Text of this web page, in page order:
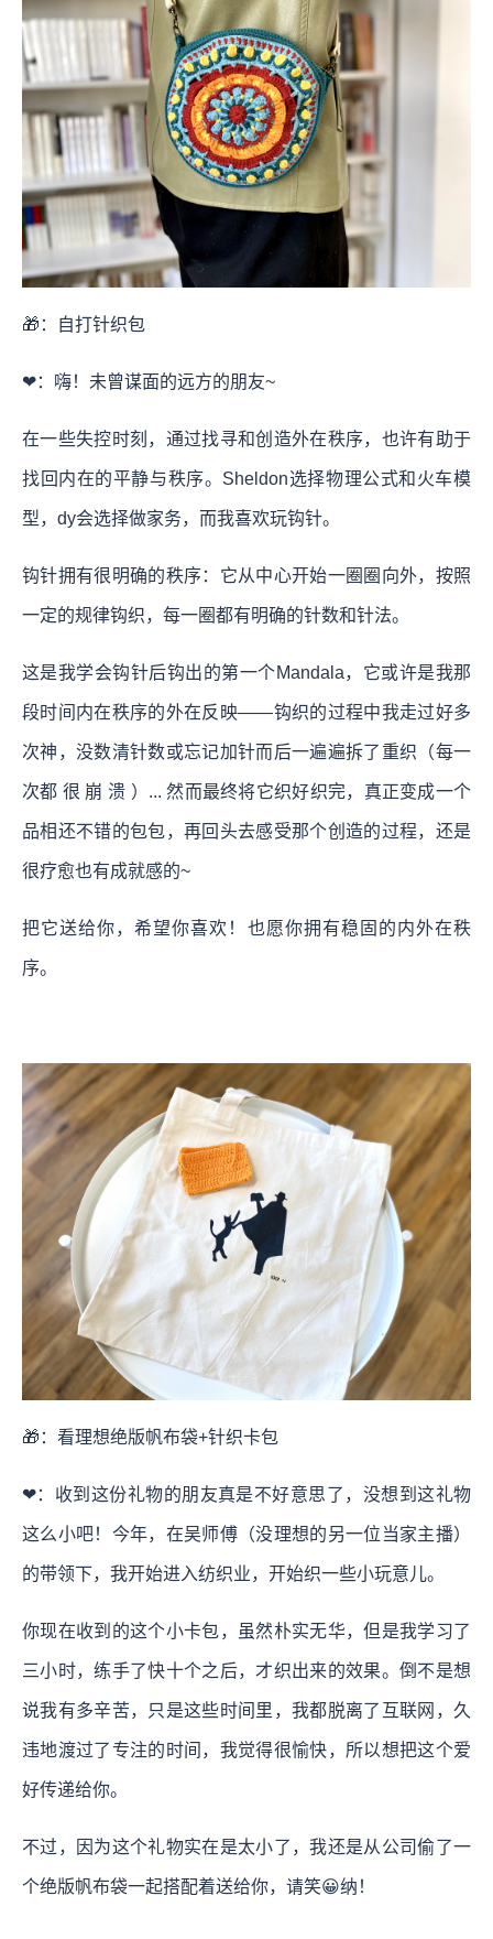
🎁：自打针织包
❤：嗨！未曾谋面的远方的朋友~
在一些失控时刻，通过找寻和创造外在秩序，也许有助于
找回内在的平静与秩序。Sheldon选择物理公式和火车模
型，dy会选择做家务，而我喜欢玩钩针。
钩针拥有很明确的秩序：它从中心开始一圈圈向外，按照
一定的规律钩织，每一圈都有明确的针数和针法。
这是我学会钩针后钩出的第一个Mandala，它或许是我那
段时间内在秩序的外在反映——钩织的过程中我走过好多
次神，没数清针数或忘记加针而后一遍遍拆了重织（每一
次都 很 崩 溃 ）... 然而最终将它织好织完，真正变成一个
品相还不错的包包，再回头去感受那个创造的过程，还是
很疗愈也有成就感的~
把它送给你，希望你喜欢！也愿你拥有稳固的内外在秩
序️。
🎁：看理想绝版帆布袋+针织卡包
❤：收到这份礼物的朋友真是不好意思了，没想到这礼物
这么小吧！今年，在吴师傅（没理想的另一位当家主播）
的带领下，我开始进入纺织业，开始织一些小玩意儿。
你现在收到的这个小卡包，虽然朴实无华，但是我学习了
三小时，练手了快十个之后，才织出来的效果。倒不是想
说我有多辛苦，只是这些时间里，我都脱离了互联网，久
违地渡过了专注的时间，我觉得很愉快，所以想把这个爱
好传递给你。
不过，因为这个礼物实在是太小了，我还是从公司偷了一
个绝版帆布袋一起搭配着送给你，请笑😀纳！